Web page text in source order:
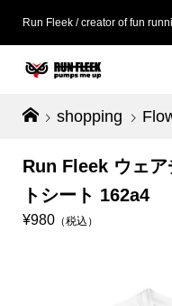
Run Fleek / creator of fun
shopping
Run Fleek ウェ
トシート 162a4
¥980（税込）